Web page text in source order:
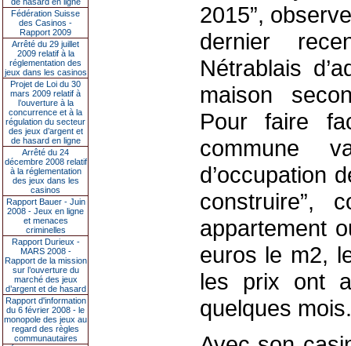
Fédération Suisse
des Casinos -
Rapport 2009
Arrêté du 29 juillet
2009 relatif à la
réglementation des
jeux dans les casinos
Projet de Loi du 30
mars 2009 relatif à
l’ouverture à la
concurrence et à la
régulation du secteur
des jeux d’argent et
de hasard en ligne
Arrêté du 24
décembre 2008 relatif
à la réglementation
des jeux dans les
casinos
Rapport Bauer - Juin
2008 - Jeux en ligne
et menaces
criminelles
Rapport Durieux -
MARS 2008 -
Rapport de la mission
sur l’ouverture du
marché des jeux
d’argent et de hasard
Rapport d'information
du 6 février 2008 - le
monopole des jeux au
regard des règles
communautaires
2015”,
dernier
Nétrablais
maison
Pour faire
commune
d’occupation
construire”,
appartement
euros le m2,
les prix ont
quelques mois.